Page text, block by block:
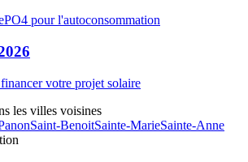
pour l'autoconsommation
votre projet solaire
les villes voisines
Saint-BenoitSainte-MarieSainte-Anne